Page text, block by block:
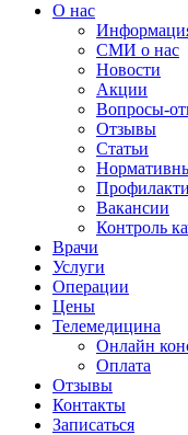
О нас
СМИ о нас
Новости
Акции
Вопросы-
Отзывы
Статьи
Вакансии
Контроль
Врачи
Услуги
Операции
Цены
Телемедицина
Онлайн
Оплата
Отзывы
Контакты
Записаться